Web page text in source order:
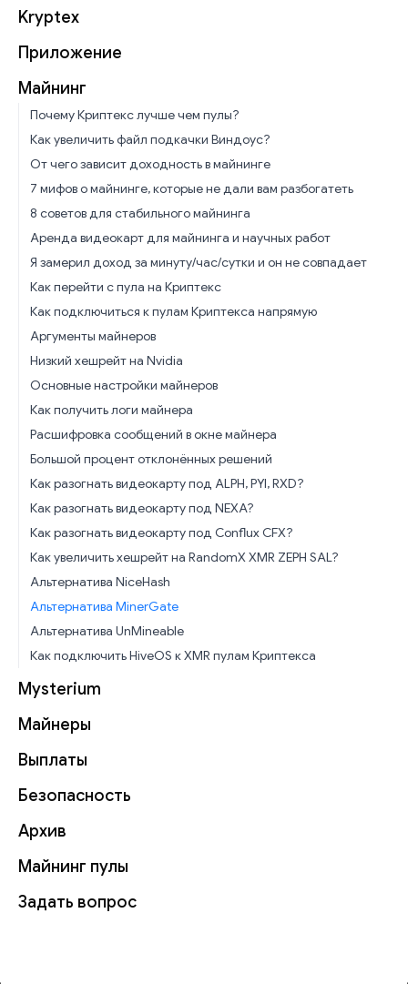
Kryptex
Приложение
Майнинг
Почему Криптекс лучше чем пулы?
Как увеличить файл подкачки Виндоус?
От чего зависит доходность в майнинге
7 мифов о майнинге, которые не дали вам разбогатеть
8 советов для стабильного майнинга
Аренда видеокарт для майнинга и научных работ
Я замерил доход за минуту/час/сутки и он не совпадает
Как перейти с пула на Криптекс
Как подключиться к пулам Криптекса напрямую
Аргументы майнеров
Низкий хешрейт на Nvidia
Основные настройки майнеров
Как получить логи майнера
Расшифровка сообщений в окне майнера
Большой процент отклонённых решений
Как разогнать видеокарту под ALPH, PYI, RXD?
Как разогнать видеокарту под NEXA?
Как разогнать видеокарту под Conflux CFX?
Как увеличить хешрейт на RandomX XMR ZEPH SAL?
Альтернатива NiceHash
Альтернатива MinerGate
Альтернатива UnMineable
Как подключить HiveOS к XMR пулам Криптекса
Mysterium
Майнеры
Выплаты
Безопасность
Архив
Майнинг пулы
Задать вопрос